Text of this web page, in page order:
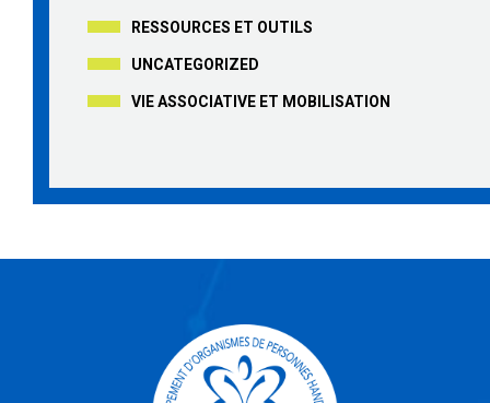
RESSOURCES ET OUTILS
UNCATEGORIZED
VIE ASSOCIATIVE ET MOBILISATION